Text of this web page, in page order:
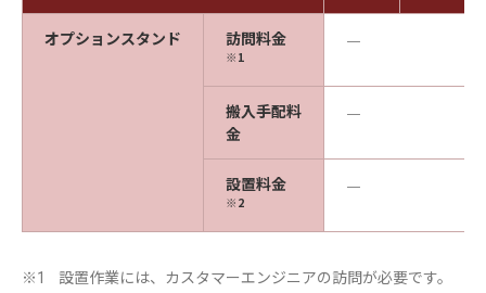
オプションスタンド 訪問料金
※1
―
搬入手配料
金
―
設置料金
※2
―
※1
設置作業には、カスタマーエンジニアの訪問が必要です。